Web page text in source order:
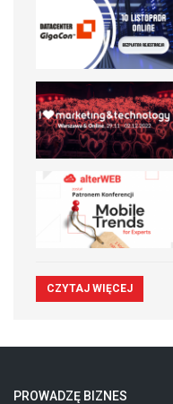
CZYTAJ WIĘCEJ
PROWADZĘ BIZNES